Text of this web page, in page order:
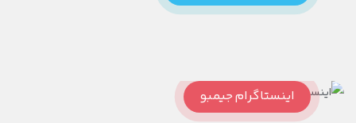
اینستاگرام جیمبو